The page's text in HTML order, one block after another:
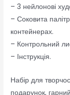
– 3 нейлонові
– Соковита
контейнерах.
– Контрольний
– Інструкція.
Набір для
подарунок,